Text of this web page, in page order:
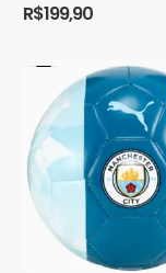
R$199,90